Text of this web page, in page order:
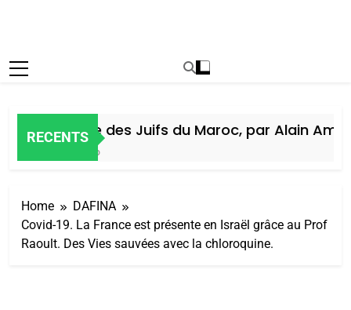
RECENTS
Histoire des Juifs du Maroc, par Alain Amiel
Home
DAFINA
Covid-19. La France est présente en Israël grâce au Prof
Raoult. Des Vies sauvées avec la chloroquine.